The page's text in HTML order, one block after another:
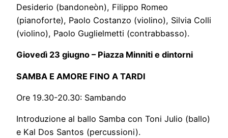
Desiderio (bandoneòn), Filippo Romeo
(pianoforte), Paolo Costanzo (violino), Silvia Colli
(violino), Paolo Guglielmetti (contrabbasso).
Giovedì 23 giugno – Piazza Minniti e dintorni
SAMBA E AMORE FINO A TARDI
Ore 19.30-20.30: Sambando
Introduzione al ballo Samba con Toni Julio (ballo)
e Kal Dos Santos (percussioni).